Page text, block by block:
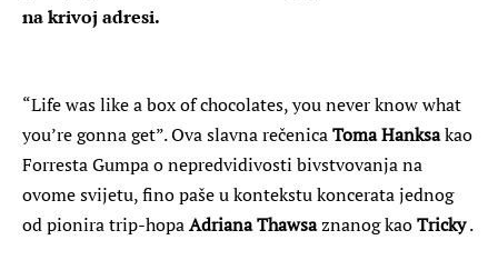
na krivoj adresi.
“Life was like a box of chocolates, you never know what
you’re gonna get”. Ova slavna rečenicaToma Hanksakao
Forresta Gumpa o nepredvidivosti bivstvovanja na
ovome svijetu, fino paše u kontekstu koncerata jednog
od pionira trip-hopaAdriana Thawsaznanog kaoTricky.